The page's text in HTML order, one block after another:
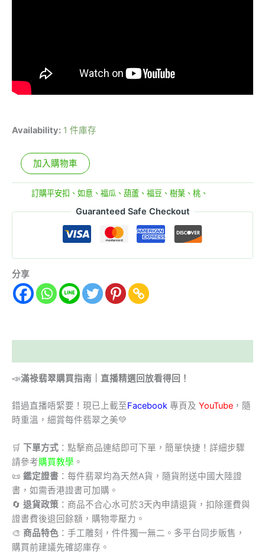
Availability: 1 件庫存
加入購物車
訂購平安扣、如意、福瓜、葫蘆、福豆、樹葉、桃、
Guaranteed Safe Checkout
分享
📣滿祿翡翠購買指南｜直播精選回放看得回！
錯過直播唔緊要！現已上載至Facebook 專頁及 YouTube ，隨
時重溫，細賞每件翡翠之美💚
🛒 下單方式 ：點擊商品連結即可下單，簡單快捷！詳細步驟
請參考購買教學 。
📜 鑑定證書 ：每件翡翠均為天然A貨，隨貨附送中國大陸證
書，如需香港證書可加購。
🔄 退貨政策 ：商品不合心水可於3天內申請退貨，扣除運費與
證書費後退回餘額，購物零壓力。
🎨 商品特色 ：手工雕刻，件件獨一無二。多平台同步販售，
購買前建議先確認庫存。